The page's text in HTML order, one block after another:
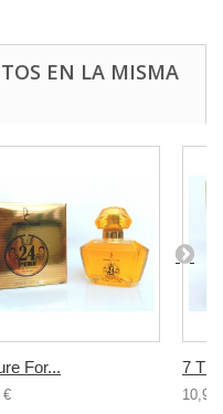
EN LA MISMA
For...
€
7
10,95